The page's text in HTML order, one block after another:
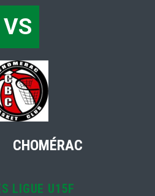
VS
CHOMÉRAC
LIGUE U15F